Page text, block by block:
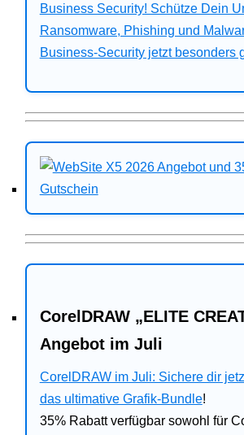
Business Security! Schütze Dein
Ransomware, Phishing und
Business-Security jetzt besonders
CorelDRAW „ELITE
Angebot im Juli
CorelDRAW im Juli: Sichere dir
das ultimative Grafik-Bundle!
35% Rabatt verfügbar sowohl für